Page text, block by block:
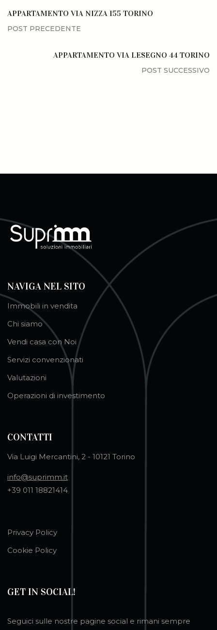
APPARTAMENTO VIA NIZZA 155 TORINO
APPARTAMENTO VIA LESEGNO 44 TORINO
NAVIGA NEL SITO
Immobili in vendita
Chi siamo
Vendi casa con Noi
Servizi convenzionati
Valutazioni
Operazioni di investimento
CONTATTI
Via Luigi Mercantini, 2 - 10121 Torino
info@suprimm.it
+39 011 18821414
Privacy Policy
Cookie Policy
GET IN SOCIAL!
Seguici sulle nostre pagine social e rimani sempre